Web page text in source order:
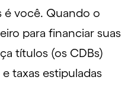
é você. Quando o
para financiar suas
títulos (os CDBs)
taxas estipuladas